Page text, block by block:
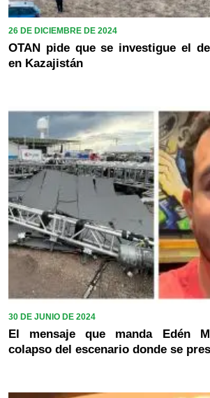
26 DE DICIEMBRE DE 2024
OTAN pide que se investigue el
en Kazajistán
30 DE JUNIO DE 2024
El mensaje que manda Edén
colapso del escenario donde se